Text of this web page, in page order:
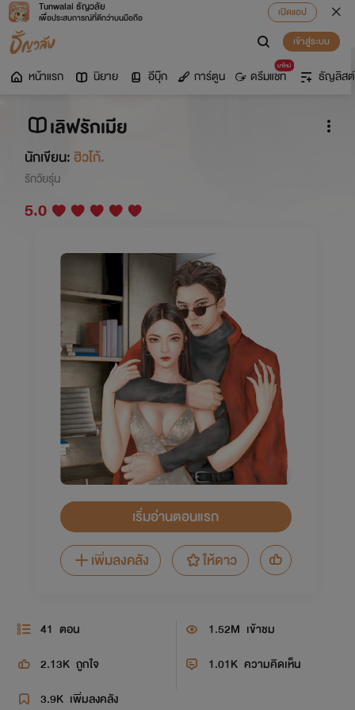
Tunwalai ธัญวลัย
เพื่อประสบการณ์ที่ดีกว่าบนมือถือ
เปิดแอป
เข้าสู่ระบบ
หน้าแรก นิยาย อีบุ๊ก การ์ตูน
มาใหม่
ดรีมแชท ธัญลิสต์
เลิฟรักเมีย
นักเขียน:ฮิวโก้.
รักวัยรุ่น
5.0
เริ่มอ่านตอนแรก
เพิ่มลงคลัง
ให้ดาว
41 ตอน 1.52M เข้าชม
2.13K ถูกใจ 1.01K ความคิดเห็น
3.9K เพิ่มลงคลัง